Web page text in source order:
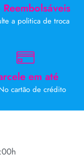
a politica de troca
em até
cartão de crédito